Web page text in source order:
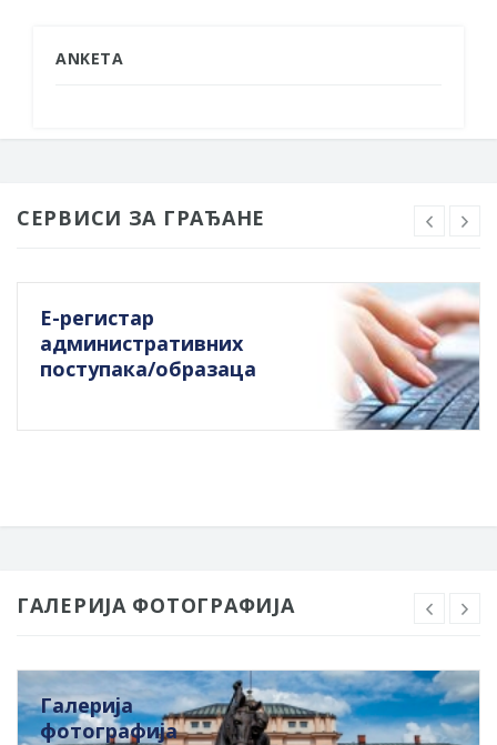
ANKETA
СЕРВИСИ ЗА ГРАЂАНЕ
Е-регистар
административних
поступака/образаца
ГАЛЕРИЈА ФОТОГРАФИЈА
Галерија
фотографија